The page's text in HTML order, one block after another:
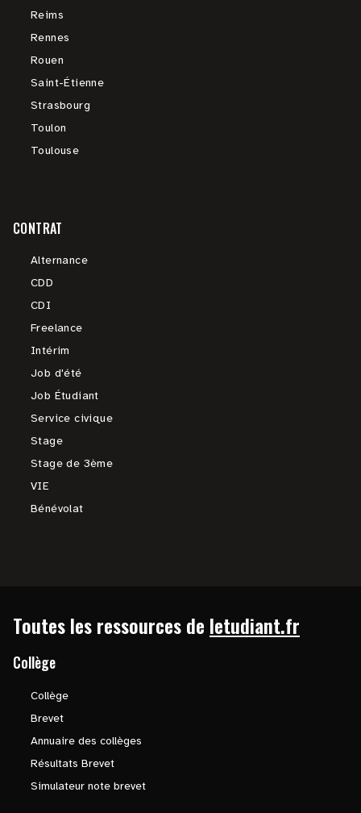
Reims
Rennes
Rouen
Saint-Étienne
Strasbourg
Toulon
Toulouse
CONTRAT
Alternance
CDD
CDI
Freelance
Intérim
Job d'été
Job Étudiant
Service civique
Stage
Stage de 3ème
VIE
Bénévolat
Toutes les ressources de letudiant.fr
Collège
Collège
Brevet
Annuaire des collèges
Résultats Brevet
Simulateur note brevet